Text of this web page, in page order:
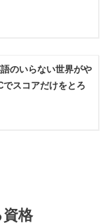
語のいらない世界がや
スコアだけをとろ
格